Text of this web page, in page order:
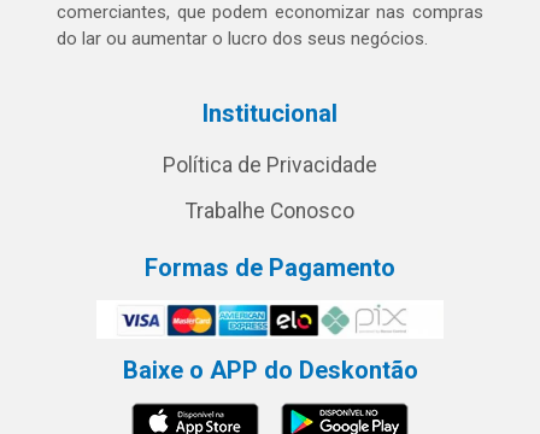
comerciantes, que podem economizar nas compras
do lar ou aumentar o lucro dos seus negócios.
Institucional
Política de Privacidade
Trabalhe Conosco
Formas de Pagamento
Baixe o APP do Deskontão